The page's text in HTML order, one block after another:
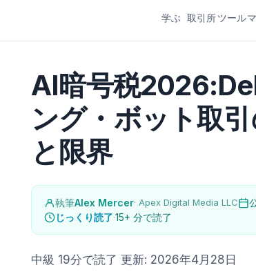
学ぶ 取引所ツール
AI暗号税
ング・ボット取
と限界
執筆Alex Mercer· Apex Digital Media LLC
じっくり読了·15+ 分で読了
中級 19分で読了 更新: 2026年4月28日